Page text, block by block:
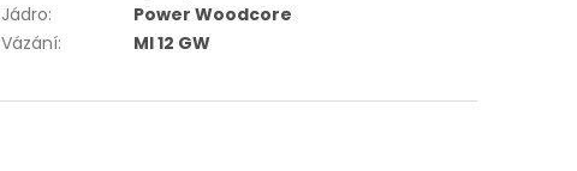
Jádro:
Power Woodcore
Vázání: MI 12 GW